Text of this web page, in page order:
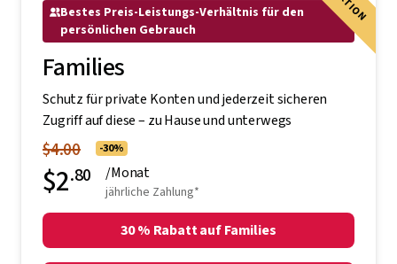
Bestes Preis-Leistungs-Verhältnis für den
persönlichen Gebrauch
Families
Schutz für private Konten und jederzeit sicheren
Zugriff auf diese – zu Hause und unterwegs
$4.00 -30%
$2.80 /Monat
jährliche Zahlung*
30 % Rabatt auf Families